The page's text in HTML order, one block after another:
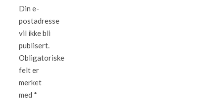
Din e-
postadresse
vil ikke bli
publisert.
Obligatoriske
felt er
merket
med *